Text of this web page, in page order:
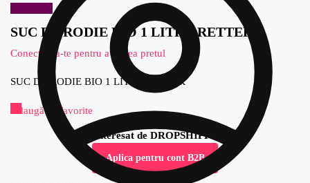
SUC DE RODIE BIO 1 LITRU RETTER
Conecteaza-te pentru a vedea pretul
SUC DE RODIE BIO 1 LITRU RETTER
Adaugă la Favorite
Esti interesat de DROPSHIPPING?
Aplica pentru cont B2B